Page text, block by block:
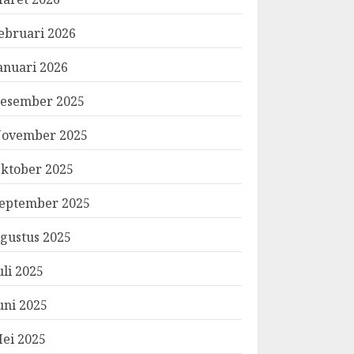
2026
2026
2025
2025
2025
2025
2025
2025
2025
2025